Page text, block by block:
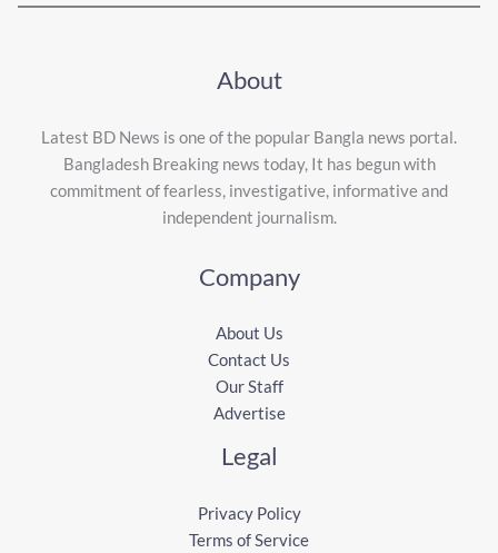
About
Latest BD News is one of the popular Bangla news portal.
Bangladesh Breaking news today, It has begun with
commitment of fearless, investigative, informative and
independent journalism.
Company
About Us
Contact Us
Our Staff
Advertise
Legal
Privacy Policy
Terms of Service